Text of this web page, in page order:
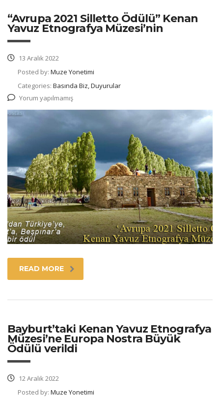
“Avrupa 2021 Silletto Ödülü” Kenan
Yavuz Etnografya Müzesi’nin
13 Aralık 2022
Posted by: Muze Yonetimi
Categories: Basında Biz, Duyurular
Yorum yapılmamış
READ MORE
Bayburt’taki Kenan Yavuz Etnografya
Müzesi’ne Europa Nostra Büyük
Ödülü verildi
12 Aralık 2022
Posted by: Muze Yonetimi